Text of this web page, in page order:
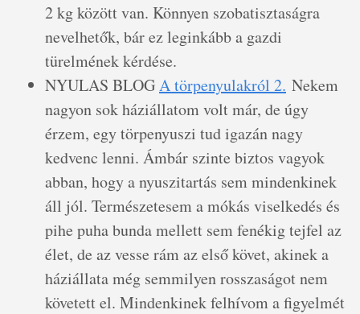
2 kg között van. Könnyen szobatisztaságra
nevelhetők, bár ez leginkább a gazdi
türelmének kérdése.
NYULAS BLOGA törpenyulakról 2. Nekem
nagyon sok háziállatom volt már, de úgy
érzem, egy törpenyuszi tud igazán nagy
kedvenc lenni. Ámbár szinte biztos vagyok
abban, hogy a nyuszitartás sem mindenkinek
áll jól. Természetesem a mókás viselkedés és
pihe puha bunda mellett sem fenékig tejfel az
élet, de az vesse rám az első követ, akinek a
háziállata még semmilyen rosszaságot nem
követett el. Mindenkinek felhívom a figyelmét